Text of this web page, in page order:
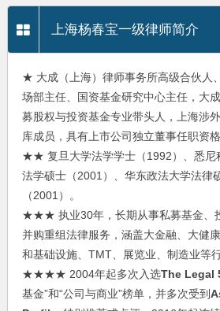
上海杨春宝一级律师简介
★ 大成（上海）律师事务所高级合伙人
场部主任、国资基金研究中心主任，大
募股权与投资基金专业带头人，上海涉
库成员，具有上市公司独立董事任职资格
★★ 复旦大学法学学士（1992）、悉尼
法学硕士（2001）、华东政法大学法律
（2001）。
★★★ 执业30年，长期从事私募基金、
并购重组法律服务，涵盖大金融、大健
和基础设施、TMT、展览业、制造业等行
★★★★ 2004年起多次入选The Legal
基金”和“公司与商业”榜单，并多次受到